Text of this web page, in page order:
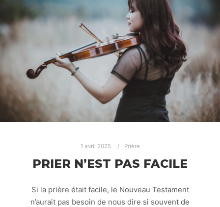
1 avril 2025 Prière
PRIER N’EST PAS FACILE
Si la prière était facile, le Nouveau Testament
n’aurait pas besoin de nous dire si souvent de